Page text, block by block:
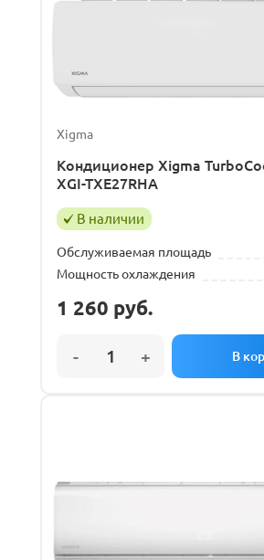
Xigma
Кондиционер Xigma
XGI-TXE27RHA
В наличии
Обслуживаемая площадь
Мощность охлаждения
1 260 руб.